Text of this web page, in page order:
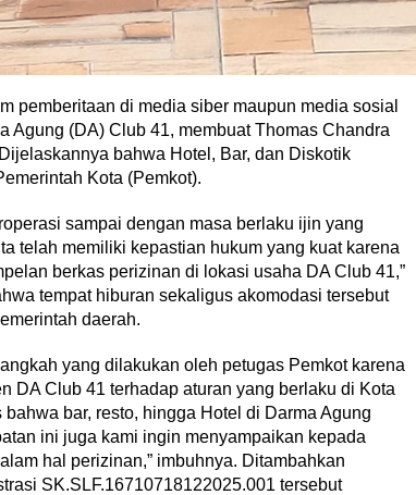
pemberitaan di media siber maupun media sosial
Agung (DA) Club 41, membuat Thomas Chandra
bahwa Hotel, Bar, dan Diskotik
Kota (Pemkot).
sampai dengan masa berlaku ijin yang
telah memiliki kepastian hukum yang kuat karena
berkas perizinan di lokasi usaha DA Club 41,”
tempat hiburan sekaligus akomodasi tersebut
daerah.
yang dilakukan oleh petugas Pemkot karena
DA Club 41 terhadap aturan yang berlaku di Kota
bar, resto, hingga Hotel di Darma Agung
ini juga kami ingin menyampaikan kepada
hal perizinan,” imbuhnya. Ditambahkan
SK.SLF.16710718122025.001 tersebut